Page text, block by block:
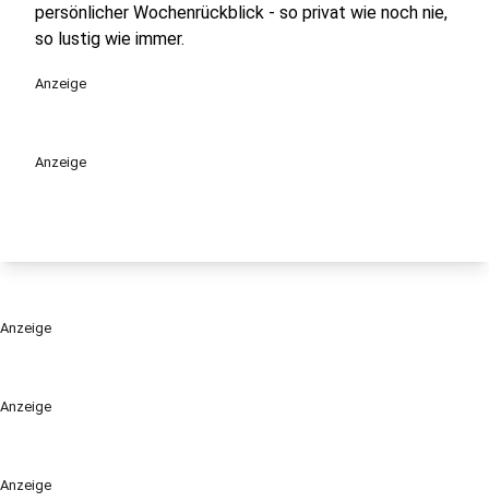
Anzeige
Anzeige
persönlicher Wochenrückblick - so privat wie noch nie,
so lustig wie immer.
Anzeige
Anzeige
Anzeige